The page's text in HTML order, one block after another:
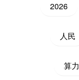
2026
人民
算力